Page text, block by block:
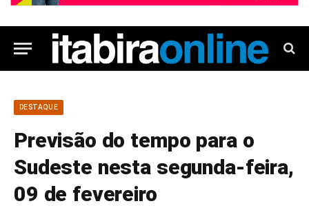
DESTAQUE
Previsão do tempo para o
Sudeste nesta segunda-feira,
09 de fevereiro